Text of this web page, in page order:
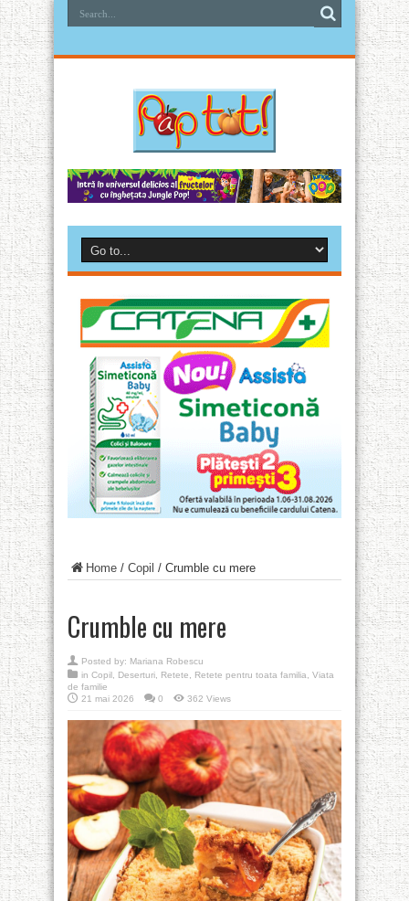
Home / Copil / Crumble cu mere
Crumble cu mere
Posted by: Mariana Robescu
in Copil Deserturi Retete Retete pentru toata familia
Viata
de familie
21 mai 2026
0 362 Views